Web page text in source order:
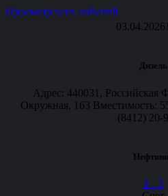
Просмотр всех событий
03.04.2026
Дизель
Адрес: 440031, Российская
Окружная, 163 Вместимость:
(8412) 20-
1 - 3